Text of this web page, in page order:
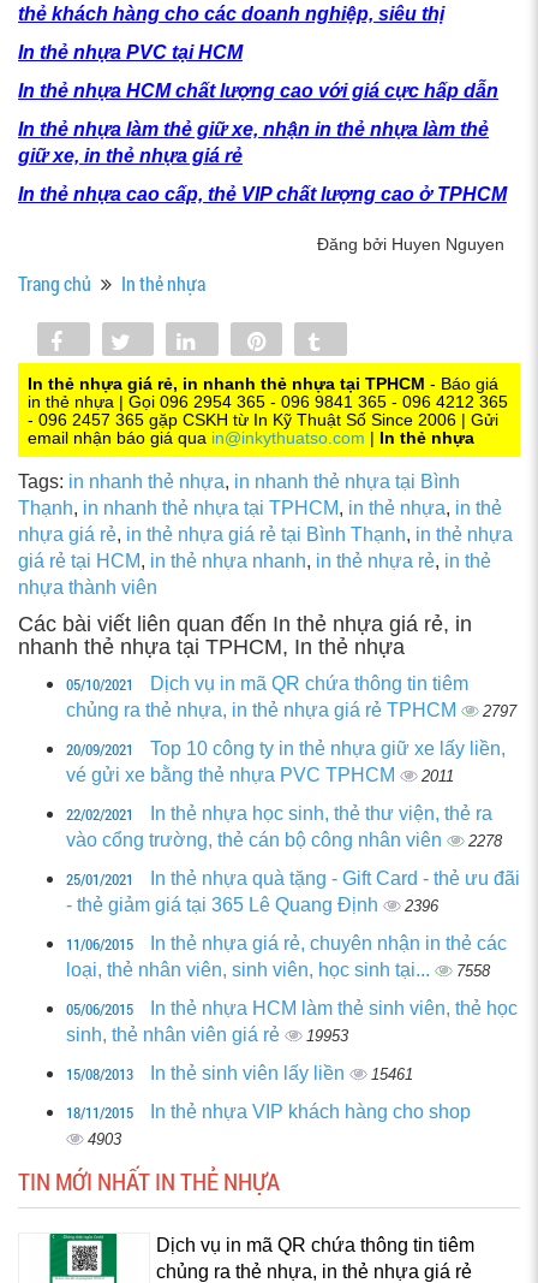
thẻ khách hàng cho các doanh nghiệp, siêu thị
In thẻ nhựa PVC tại HCM
In thẻ nhựa HCM chất lượng cao với giá cực hấp dẫn
In thẻ nhựa làm thẻ giữ xe, nhận in thẻ nhựa làm thẻ
giữ xe, in thẻ nhựa giá rẻ
In thẻ nhựa cao cấp, thẻ VIP chất lượng cao ở TPHCM
Đăng bởi Huyen Nguyen
Trang chủ In thẻ nhựa
Share Tweet Share
0
In thẻ nhựa giá rẻ, in nhanh thẻ nhựa tại TPHCM - Báo giá
in thẻ nhựa | Gọi 096 2954 365 - 096 9841 365 - 096 4212 365
- 096 2457 365 gặp CSKH từ In Kỹ Thuật Số Since 2006 | Gửi
email nhận báo giá qua in@inkythuatso.com | In thẻ nhựa
Tags: in nhanh thẻ nhựa, in nhanh thẻ nhựa tại Bình
Thạnh, in nhanh thẻ nhựa tại TPHCM, in thẻ nhựa, in thẻ
nhựa giá rẻ, in thẻ nhựa giá rẻ tại Bình Thạnh, in thẻ nhựa
giá rẻ tại HCM, in thẻ nhựa nhanh, in thẻ nhựa rẻ, in thẻ
nhựa thành viên
Các bài viết liên quan đến In thẻ nhựa giá rẻ, in
nhanh thẻ nhựa tại TPHCM, In thẻ nhựa
05/10/2021
Dịch vụ in mã QR chứa thông tin tiêm
chủng ra thẻ nhựa, in thẻ nhựa giá rẻ TPHCM
2797
20/09/2021
Top 10 công ty in thẻ nhựa giữ xe lấy liền,
vé gửi xe bằng thẻ nhựa PVC TPHCM
2011
22/02/2021
In thẻ nhựa học sinh, thẻ thư viện, thẻ ra
vào cổng trường, thẻ cán bộ công nhân viên
2278
25/01/2021
In thẻ nhựa quà tặng - Gift Card - thẻ ưu đãi
- thẻ giảm giá tại 365 Lê Quang Định
2396
11/06/2015
In thẻ nhựa giá rẻ, chuyên nhận in thẻ các
loại, thẻ nhân viên, sinh viên, học sinh tại...
7558
05/06/2015
In thẻ nhựa HCM làm thẻ sinh viên, thẻ học
sinh, thẻ nhân viên giá rẻ
19953
15/08/2013 In thẻ sinh viên lấy liền 15461
18/11/2015 In thẻ nhựa VIP khách hàng cho shop
4903
TIN MỚI NHẤT IN THẺ NHỰA
Dịch vụ in mã QR chứa thông tin tiêm
chủng ra thẻ nhựa, in thẻ nhựa giá rẻ